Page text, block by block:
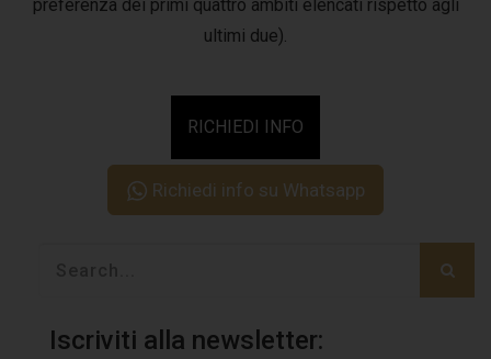
preferenza dei primi quattro ambiti elencati rispetto agli
ultimi due).
RICHIEDI INFO
Richiedi info su Whatsapp
Iscriviti alla newsletter: